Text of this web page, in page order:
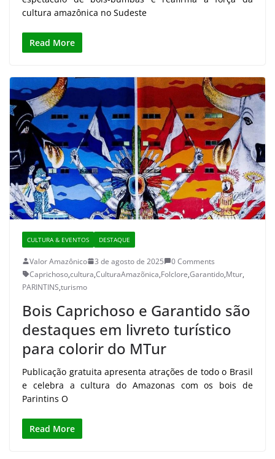
cultura amazônica no Sudeste
Read More
CULTURA & EVENTOS DESTAQUE
Valor Amazônico 3 de agosto de 2025
0 Comments
Caprichoso,cultura,CulturaAmazõnica,Folclore,Garantido,Mtur,
PARINTINS,turismo
Bois Caprichoso e Garantido são
destaques em livreto turístico
para colorir do MTur
Publicação gratuita apresenta atrações de todo o Brasil
e celebra a cultura do Amazonas com os bois de
Parintins O
Read More